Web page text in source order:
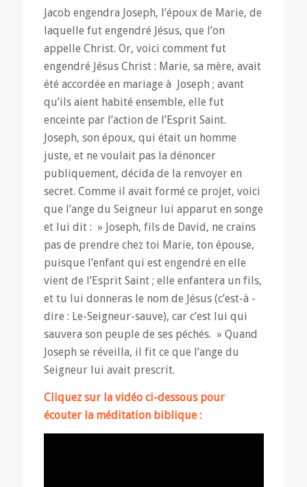
Jacob engendra Joseph, l’époux de Marie, de
laquelle fut engendré Jésus, que l’on
appelle Christ. Or, voici comment fut
engendré Jésus Christ : Marie, sa mère, avait
été accordée en mariage à Joseph ; avant
qu’ils aient habité ensemble, elle fut
enceinte par l’action de l’Esprit Saint.
Joseph, son époux, qui était un homme
juste, et ne voulait pas la dénoncer
publiquement, décida de la renvoyer en
secret. Comme il avait formé ce projet, voici
que l’ange du Seigneur lui apparut en songe
et lui dit : » Joseph, fils de David, ne crains
pas de prendre chez toi Marie, ton épouse,
puisque l’enfant qui est engendré en elle
vient de l’Esprit Saint ; elle enfantera un fils,
et tu lui donneras le nom de Jésus (c’est-à -
dire : Le-Seigneur-sauve), car c’est lui qui
sauvera son peuple de ses péchés. » Quand
Joseph se réveilla, il fit ce que l’ange du
Seigneur lui avait prescrit.
Cliquez sur la vidéo ci-dessous pour
écouter la méditation biblique :